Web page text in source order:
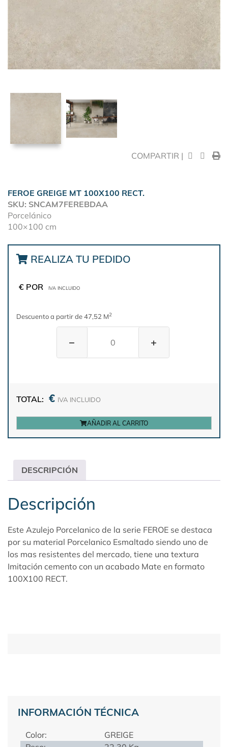
COMPARTIR |
FEROE GREIGE MT 100X100 RECT.
SKU: SNCAM7FEREBDAA
Porcelánico
100×100 cm
REALIZA TU PEDIDO
€ POR IVA INCLUIDO
Descuento a partir de 47,52 M2
− +
TOTAL: € IVA INCLUIDO
AÑADIR AL CARRITO
DESCRIPCIÓN
Descripción
Este Azulejo Porcelanico de la serie FEROE se destaca
por su material Porcelanico Esmaltado siendo uno de
los mas resistentes del mercado, tiene una textura
Imitación cemento con un acabado Mate en formato
100X100 RECT.
INFORMACIÓN TÉCNICA
Color:
GREIGE